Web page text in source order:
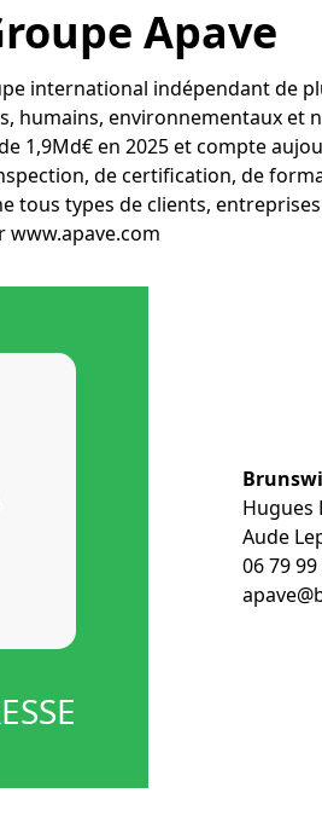
Apave
international indépendant de
humains, environnementaux et
1,9Md€ en 2025 et compte
de certification, de
tous types de clients,
www.apave.com
Hugues
Aude
06 79